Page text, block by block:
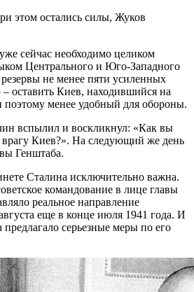
этом остались силы, Жуков
сейчас необходимо целиком
Центрального и Юго-Западного
не менее пяти усиленных
оставить Киев, находившийся на
поэтому менее удобный для обороны.
вспылил и воскликнул: «Как вы
врагу Киев?». На следующий же день
Генштаба.
Сталина исключительно важна.
командование в лице главы
реальное направление
еще в конце июля 1941 года. И
предлагало серьезные меры по его